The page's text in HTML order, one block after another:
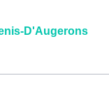
D'Augerons